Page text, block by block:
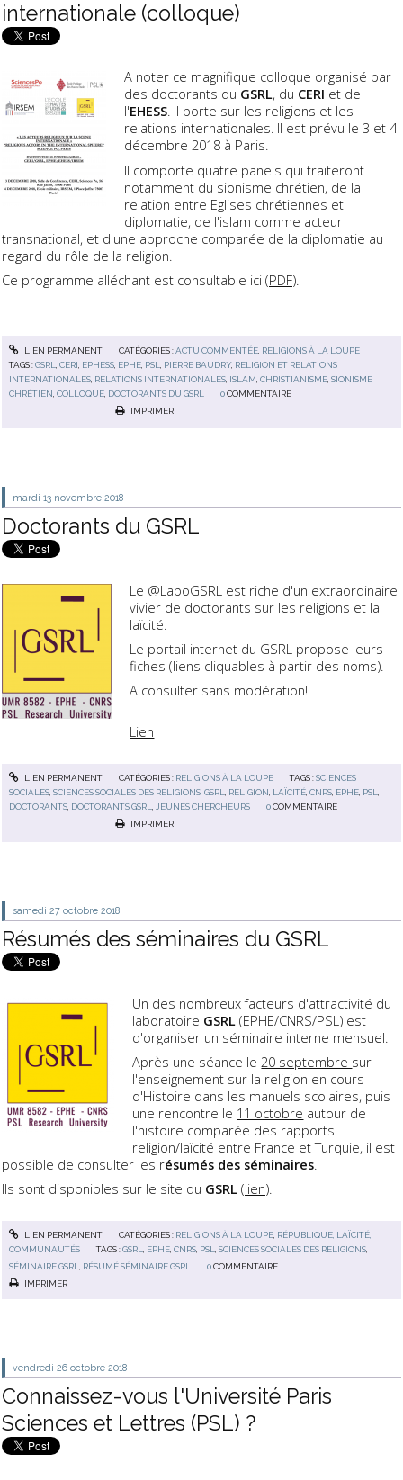
internationale (colloque)
A noter ce magnifique colloque organisé par
des doctorants du GSRL, du CERI et de
l'EHESS. Il porte sur les religions et les
relations internationales. Il est prévu le 3 et 4
décembre 2018 à Paris.
Il comporte quatre panels qui traiteront
notamment du sionisme chrétien, de la
relation entre Eglises chrétiennes et
diplomatie, de l'islam comme acteur
transnational, et d'une approche comparée de la diplomatie au
regard du rôle de la religion.
Ce programme alléchant est consultable ici (PDF).
LIEN PERMANENT CATÉGORIES :ACTU COMMENTÉE, RELIGIONS À LA LOUPE
TAGS :GSRL,CERI, EPHESS, EPHE, PSL, PIERRE BAUDRY, RELIGION ET RELATIONS
INTERNATIONALES, RELATIONS INTERNATIONALES, ISLAM,CHRISTIANISME,SIONISME
CHRÉTIEN,COLLOQUE, DOCTORANTS DU GSRL 0 COMMENTAIRE
IMPRIMER
mardi 13 novembre 2018
Doctorants du GSRL
Le @LaboGSRL est riche d'un extraordinaire
vivier de doctorants sur les religions et la
laïcité
Le portail internet du GSRL propose leurs
fiches (liens cliquables à partir des noms).
A consulter sans modération!
Lien
LIEN PERMANENT CATÉGORIES : RELIGIONS À LA LOUPE TAGS :SCIENCES
SOCIALES,SCIENCES SOCIALES DES RELIGIONS,GSRL, RELIGION, LAÏCITÉ,CNRS, EPHE, PSL,
DOCTORANTS, DOCTORANTS GSRL,JEUNES CHERCHEURS 0 COMMENTAIRE
IMPRIMER
samedi 27 octobre 2018
Résumés des séminaires du GSRL
Un des nombreux facteurs d'attractivité du
laboratoire GSRL (EPHE/CNRS/PSL) est
d'organiser un séminaire interne mensuel.
Après une séance le 20 septembre sur
l'enseignement sur la religion en cours
d'Histoire dans les manuels scolaires, puis
une rencontre le 11 octobre autour de
l'histoire comparée des rapports
religion/laïcité entre France et Turquie, il est
possible de consulter les résumés des séminaires
Ils sont disponibles sur le site du GSRL (lien).
LIEN PERMANENT CATÉGORIES : RELIGIONS À LA LOUPE, RÉPUBLIQUE, LAÏCITÉ,
COMMUNAUTÉS
TAGS :GSRL, EPHE,CNRS, PSL,SCIENCES SOCIALES DES RELIGIONS,
SÉMINAIRE GSRL
RÉSUMÉ SÉMINAIRE GSRL 0 COMMENTAIRE
IMPRIMER
vendredi 26 octobre 2018
Connaissez-vous l'Université Paris
Sciences et Lettres (PSL) ?